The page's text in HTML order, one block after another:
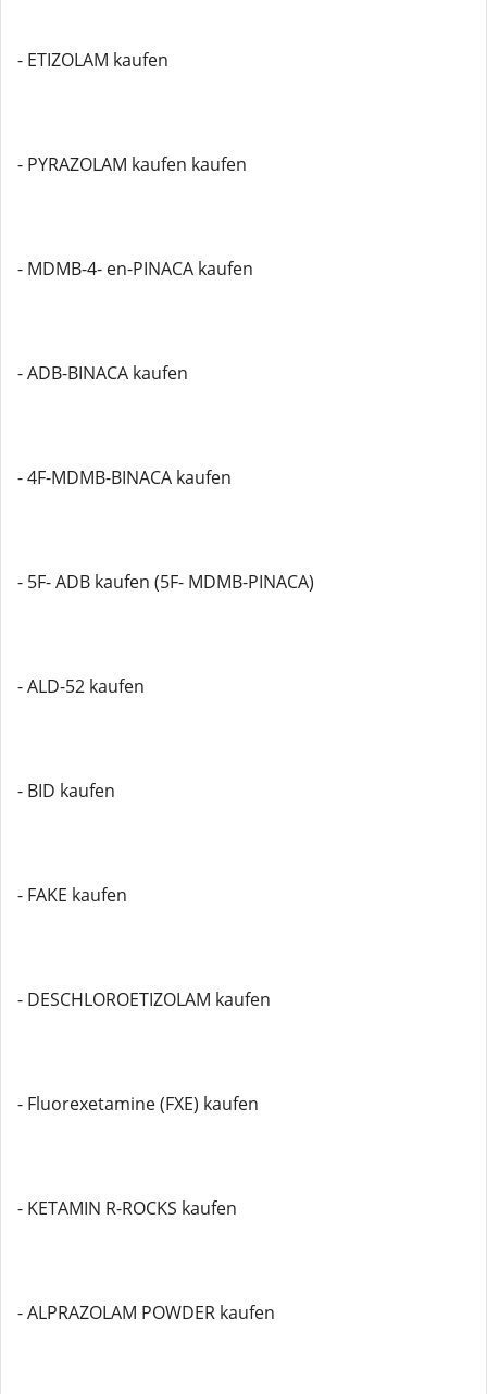
- ETIZOLAM kaufen
- PYRAZOLAM kaufen kaufen
- MDMB-4- en-PINACA kaufen
- ADB-BINACA kaufen
- 4F-MDMB-BINACA kaufen
- 5F- ADB kaufen (5F- MDMB-PINACA)
- ALD-52 kaufen
- BID kaufen
- FAKE kaufen
- DESCHLOROETIZOLAM kaufen
- Fluorexetamine (FXE) kaufen
- KETAMIN R-ROCKS kaufen
- ALPRAZOLAM POWDER kaufen